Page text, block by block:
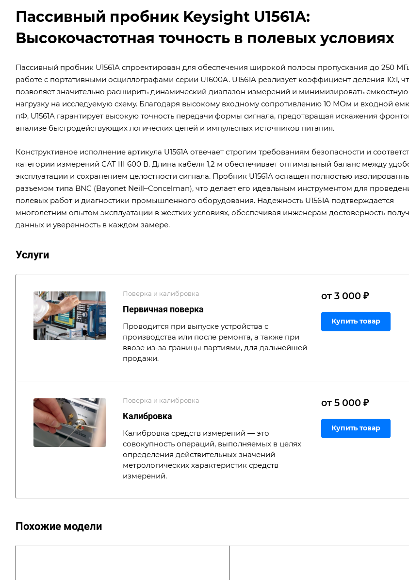
Пассивный пробник Keysight U1561A:
Высокочастотная точность в полевых условиях
Пассивный пробник U1561A спроектирован для обеспечения широкой полосы пропускания до 250
работе с портативными осциллографами серии U1600A. U1561A реализует коэффициент деления 10:1,
позволяет значительно расширить динамический диапазон измерений и минимизировать емкостную
нагрузку на исследуемую схему. Благодаря высокому входному сопротивлению 10 МОм и входной
пФ, U1561A гарантирует высокую точность передачи формы сигнала, предотвращая искажения
анализе быстродействующих логических цепей и импульсных источников питания.
Конструктивное исполнение артикула U1561A отвечает строгим требованиям безопасности и
категории измерений CAT III 600 В. Длина кабеля 1,2 м обеспечивает оптимальный баланс между
эксплуатации и сохранением целостности сигнала. Пробник U1561A оснащен полностью
разъемом типа BNC (Bayonet Neill–Concelman), что делает его идеальным инструментом для
полевых работ и диагностики промышленного оборудования. Надежность U1561A подтверждается
многолетним опытом эксплуатации в жестких условиях, обеспечивая инженерам достоверность
данных и уверенность в каждом замере.
Услуги
Поверка и калибровка
Первичная поверка
Проводится при выпуске устройства с
производства или после ремонта, а также при
ввозе из-за границы партиями, для дальнейшей
продажи.
от 3 000 ₽
Купить товар
Поверка и калибровка
Калибровка
Калибровка средств измерений — это
совокупность операций, выполняемых в целях
определения действительных значений
метрологических характеристик средств
измерений.
от 5 000 ₽
Купить товар
Похожие модели